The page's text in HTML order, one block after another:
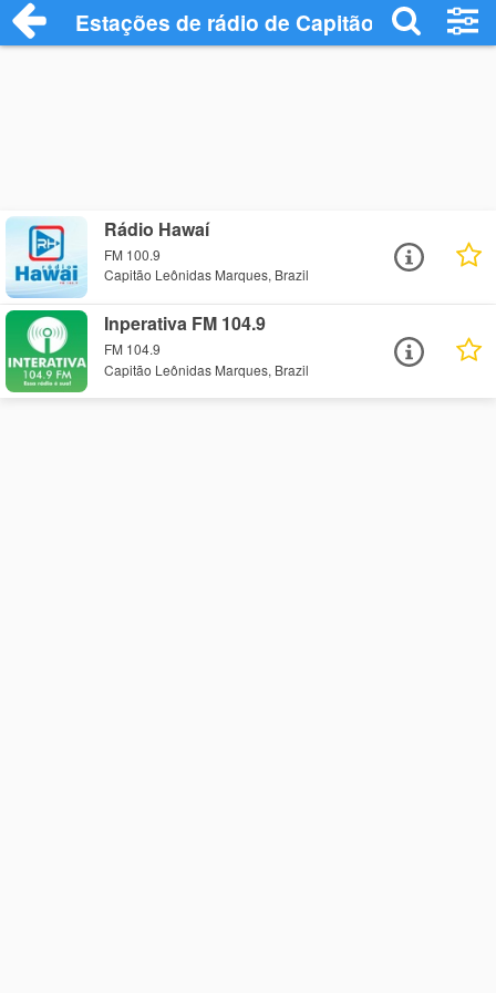
Estações de rádio de Capitão Leônidas
Rádio Hawaí
FM 100.9
Capitão Leônidas Marques, Brazil
Inperativa FM 104.9
FM 104.9
Capitão Leônidas Marques, Brazil